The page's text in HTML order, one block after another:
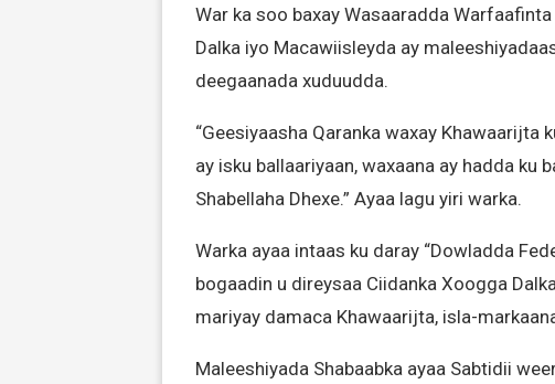
War ka soo baxay Wasaaradda
Dalka iyo Macawiisleyda ay
deegaanada xuduudda.
“Geesiyaasha Qaranka waxay Khawaarijta
ay isku ballaariyaan, waxaana ay hadda ku
Shabellaha Dhexe.” Ayaa lagu yiri warka.
Warka ayaa intaas ku daray “Dowladda
bogaadin u direysaa Ciidanka Xoogga
mariyay damaca Khawaarijta, isla-
Maleeshiyada Shabaabka ayaa Sabtidii